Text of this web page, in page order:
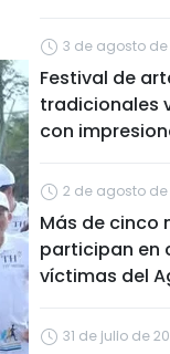
3 de agosto de
Festival de
tradicionales
con
2 de agosto de
Más de cinco
participan en
víctimas del
31 de julio de